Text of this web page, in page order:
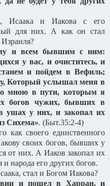
Исаака и Иакова с его
для них. А как он стал
и всем бывшим с ним:
у вас, и очиститесь, и
и пойдем в Вефиль;
Который услышал меня в
мною в пути, которым я
богов чужих, бывших в
ушах у них, и закопал их
Сихема». (Быт.35:2-4)
как своего единственного
своих богов, бывших у
от них. А Иаков закопал их
народа его других богов.
стал и Богом Иакова?
и пошел в Харран, и